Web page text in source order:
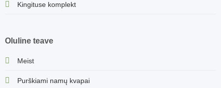
Kingituse komplekt
Oluline teave
Meist
Purškiami namų kvapai